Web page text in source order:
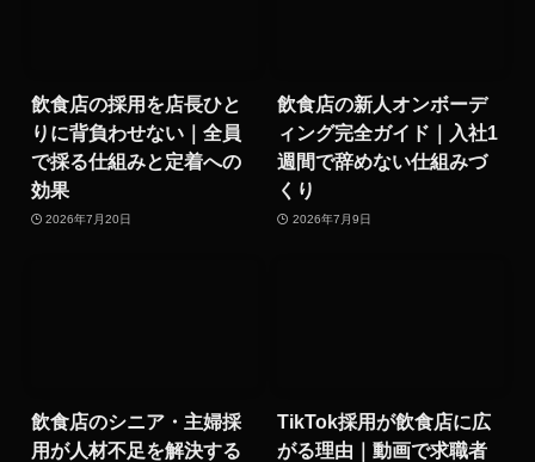
飲食店の採用を店長ひと
りに背負わせない｜全員
で採る仕組みと定着への
効果
2026年7月20日
飲食店の新人オンボーデ
ィング完全ガイド｜入社1
週間で辞めない仕組みづ
くり
2026年7月9日
飲食店のシニア・主婦採
用が人材不足を解決する
TikTok採用が飲食店に広
がる理由｜動画で求職者